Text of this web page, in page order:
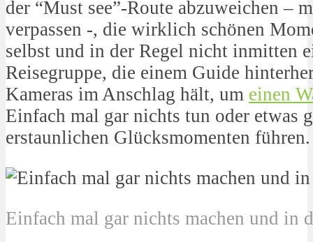
der “Must see”-Route abzuweichen –
verpassen -, die wirklich schönen
selbst und in der Regel nicht inmitten
Reisegruppe, die einem Guide
Kameras im Anschlag hält, um einen
Einfach mal gar nichts tun oder etwas
erstaunlichen Glücksmomenten führen.
Einfach mal gar nichts machen und in